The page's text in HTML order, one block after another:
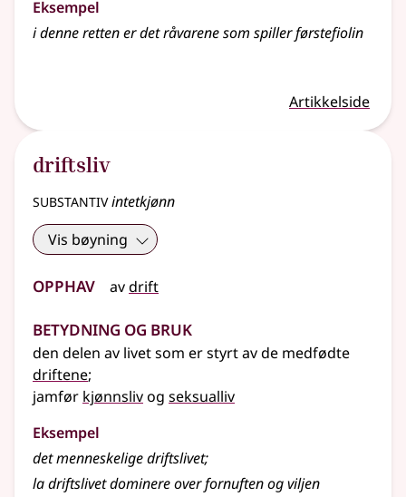
Eksempel
i denne retten er det råvarene som spiller førstefiolin
Artikkelside
driftsliv
substantivintetkjønn
Vis bøyning
Opphav avdrift
Betydning og bruk
den delen av livet som er styrt av de medfødte
driftene;
jamfør kjønnslivog seksualliv
Eksempel
det menneskelige driftslivet;
la driftslivet dominere over fornuften og viljen